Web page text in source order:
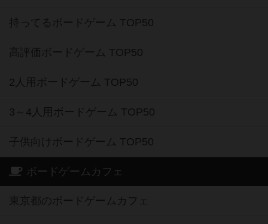
持ってるボードゲーム TOP50
高評価ボードゲーム TOP50
2人用ボードゲーム TOP50
3～4人用ボードゲーム TOP50
子供向けボードゲーム TOP50
ボードゲームカフェ
東京都のボードゲームカフェ